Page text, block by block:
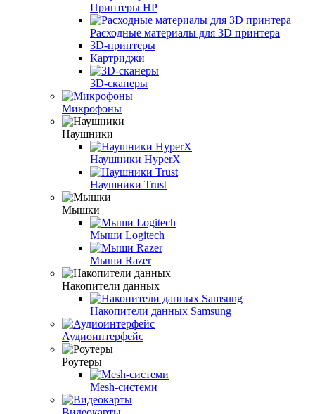
Принтеры HP
Расходные материалы для 3D принтера
3D-принтеры
Картриджи
3D-сканеры
Микрофоны
Наушники
Наушники HyperX
Наушники Trust
Мышки
Мыши Logitech
Мыши Razer
Накопители данных
Накопители данных Samsung
Аудиоинтерфейс
Роутеры
Mesh-системи